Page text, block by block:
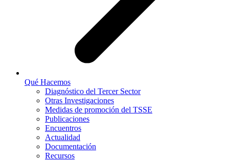
Qué Hacemos
Diagnóstico del Tercer Sector
Otras Investigaciones
Medidas de promoción del TSSE
Publicaciones
Encuentros
Actualidad
Documentación
Recursos